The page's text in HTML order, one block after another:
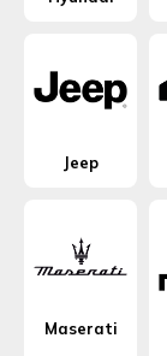
Jeep
Maserati